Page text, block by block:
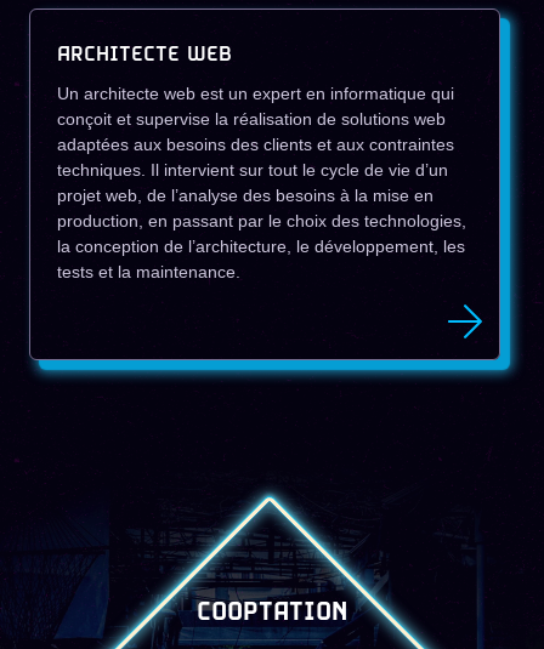
ARCHITECTE WEB
Un architecte web est un expert en informatique qui
conçoit et supervise la réalisation de solutions web
adaptées aux besoins des clients et aux contraintes
techniques. Il intervient sur tout le cycle de vie d’un
projet web, de l’analyse des besoins à la mise en
production, en passant par le choix des technologies,
la conception de l’architecture, le développement, les
tests et la maintenance.
COOPTATION